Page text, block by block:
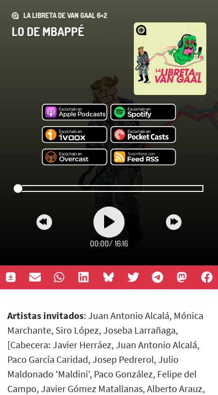
LA LIBRETA DE VAN GAAL 6×2
LO DE MBAPPÉ
00:00/ 16:16
Artistas invitados: Juan Antonio Alcalá, Mónica
Marchante, Siro López, Joseba Larrañaga,
[Cabecera: Javier Herráez, Juan Antonio Alcalá,
Paco García Caridad, Josep Pedrerol, Julio
Maldonado 'Maldini', Paco González, Felipe del
Campo, Javier Gómez Matallanas, Alberto Arauz,